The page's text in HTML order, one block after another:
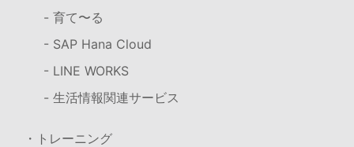
- 育て〜る
- SAP Hana Cloud
- LINE WORKS
- 生活情報関連サービス
・トレーニング